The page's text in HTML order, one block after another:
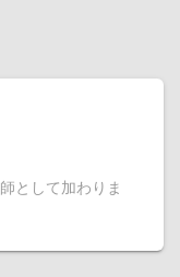
として加わりま